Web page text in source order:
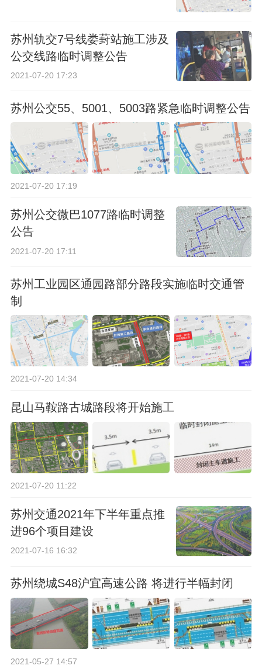
苏州轨交7号线娄葑站施工涉及
公交线路临时调整公告
2021-07-20 17:23
苏州公交55、5001、5003路紧急临时调整公告
2021-07-20 17:19
苏州公交微巴1077路临时调整
公告
2021-07-20 17:11
苏州工业园区通园路部分路段实施临时交通管
制
2021-07-20 14:34
昆山马鞍路古城路段将开始施工
2021-07-20 11:22
苏州交通2021年下半年重点推
进96个项目建设
2021-07-16 16:32
苏州绕城S48沪宜高速公路 将进行半幅封闭
2021-05-27 14:57